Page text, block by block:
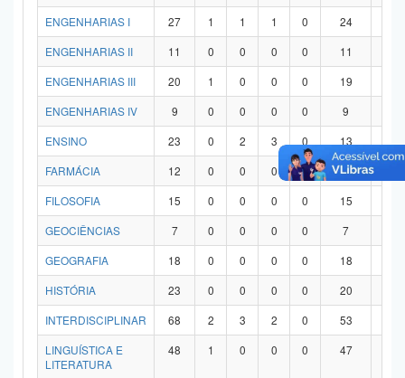
ENGENHARIAS I
27 1 1 1 0 24
ENGENHARIAS II
11 0 0 0 0 11
ENGENHARIAS III
20 1 0 0 0 19
ENGENHARIAS IV
9 0 0 0 0 9
ENSINO
23 0 2 3 0 13
FARMÁCIA
12 0 0 0 0 12
FILOSOFIA
15 0 0 0 0 15
GEOCIÊNCIAS
7 0 0 0 0 7
GEOGRAFIA
18 0 0 0 0 18
HISTÓRIA
23 0 0 0 0 20
INTERDISCIPLINAR
68 2 3 2 0 53
LINGUÍSTICA E
LITERATURA
48 1 0 0 0 47